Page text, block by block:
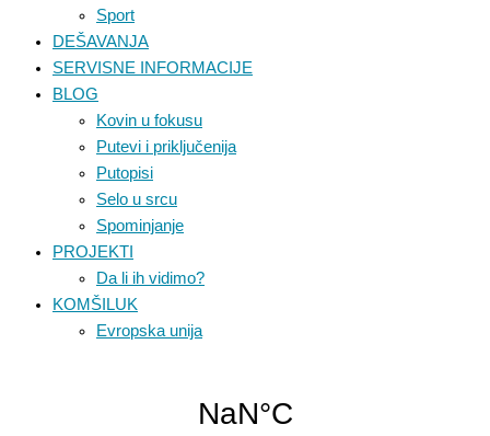
Sport
DEŠAVANJA
SERVISNE INFORMACIJE
BLOG
Kovin u fokusu
Putevi i priključenija
Putopisi
Selo u srcu
Spominjanje
PROJEKTI
Da li ih vidimo?
KOMŠILUK
Evropska unija